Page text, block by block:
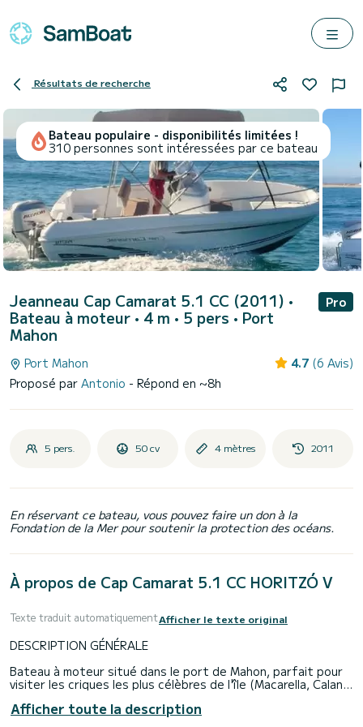
Résultats de recherche
Bateau populaire - disponibilités limitées !
310 personnes sont intéressées par ce bateau
Jeanneau Cap Camarat 5.1 CC (2011) •
Bateau à moteur • 4 m • 5 pers • Port
Mahon
Pro
Port Mahon 4.7 (6 Avis)
Proposé par Antonio - Répond en ~8h
5 pers. 50 cv 4 mètres 2011
En réservant ce bateau, vous pouvez faire un don à la
Fondation de la Mer pour soutenir la protection des océans.
À propos de Cap Camarat 5.1 CC HORITZÓ V
Texte traduit automatiquementAfficher le texte original
DESCRIPTION GÉNÉRALE
Bateau à moteur situé dans le port de Mahon, parfait pour
visiter les criques les plus célèbres de l'île (Macarella, Calan
sorties quotidiennes, visitant tous les coins de la côte en
Afficher toute la description